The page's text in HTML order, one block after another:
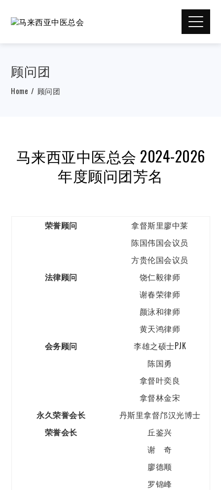
顾问团
Home 顾问团
马来西亚中医总会 2024-2026
年度顾问团芳名
荣誉顾问
拿督斯里廖中莱
陈国伟国会议员
方贵伦国会议员
法律顾问
饶仁毅律师
谢春荣律师
颜泳和律师
黄天鸿律师
会务顾问
李雄之硕士PJK
陈国勇
拿督叶奕良
拿督林金宋
永久荣誉会长
丹斯里拿督邝汉光博士
荣誉会长
丘鉴兴
谢 奇
廖德顺
罗锦峰